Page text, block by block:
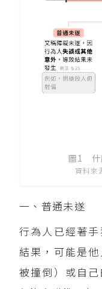
圖1 什
資料
一、普通未遂
行為人已經著
結果，可能是
被撞倒）或自